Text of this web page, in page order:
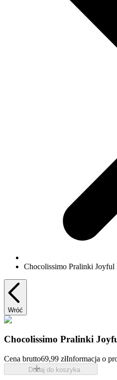
Chocolissimo Pralinki Joyful
Wróć
Chocolissimo Pralinki
Cena brutto69,99 złInformacja o
Dodaj do koszyka